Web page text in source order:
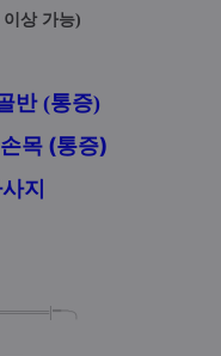
상 가능)
반 (통증)
목 (통증)
지
════|╾╮